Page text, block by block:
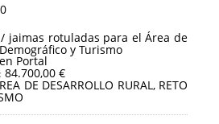
jaimas rotuladas para el Área de
y Turismo
Portal
84.700,00 €
DE DESARROLLO RURAL, RETO